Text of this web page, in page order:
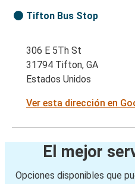
Tifton Bus Stop
306 E 5Th St
31794 Tifton, GA
Estados Unidos
Ver esta dirección en
El mejor
Opciones disponibles que